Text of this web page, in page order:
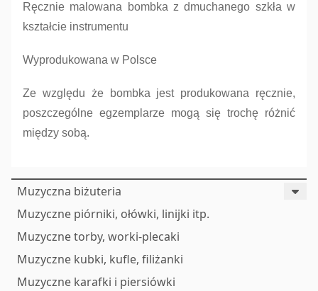
Muzyczna biżuteria
Muzyczne piórniki, ołówki, linijki itp.
Muzyczne torby, worki-plecaki
Muzyczne kubki, kufle, filiżanki
Muzyczne karafki i piersiówki
Ręcznie malowana bombka z dmuchanego szkła w
kształcie instrumentu
Wyprodukowana w Polsce
Ze względu że bombka jest produkowana ręcznie,
poszczególne egzemplarze mogą się trochę różnić
między sobą.